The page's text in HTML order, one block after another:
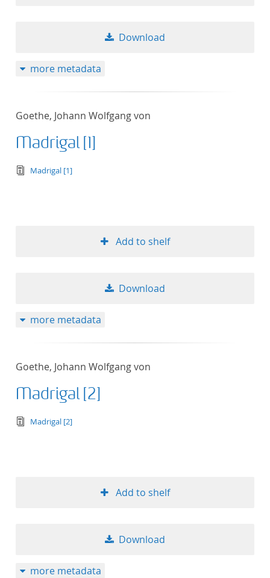
Download
more metadata
Goethe, Johann Wolfgang von
Madrigal [1]
text/tg.edition+tg.aggregation+xml
Madrigal [1]
Add to shelf
Download
more metadata
Goethe, Johann Wolfgang von
Madrigal [2]
text/tg.edition+tg.aggregation+xml
Madrigal [2]
Add to shelf
Download
more metadata